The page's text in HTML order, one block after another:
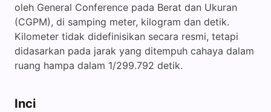
oleh General Conference pada Berat dan Ukuran
(CGPM), di samping meter, kilogram dan detik.
Kilometer tidak didefinisikan secara resmi, tetapi
didasarkan pada jarak yang ditempuh cahaya dalam
ruang hampa dalam 1/299.792 detik.
Inci